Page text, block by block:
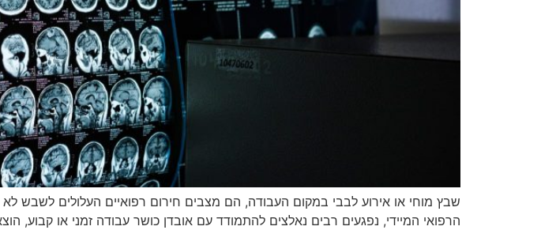
שבץ מוחי או אירוע לבבי במקום העבודה, הם מצבים חירום רפואיים העלולים לשבש
הרפואי המיידי, נפגעים רבים נאלצים להתמודד עם אובדן כושר עבודה זמני או קבוע,